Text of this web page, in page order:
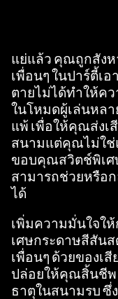
แย่แล้ว คุณถูกสังหาร
เพื่อนๆ ในปาร์ตี้เ
ตายไม่ได้ทำให้ค
ในโหมดผู้เล่นหล
แพ้ เพื่อให้คุณส่งเ
สนามแต่คุณไม่ใช่
ขอบคุณสวิตช์พิเ
สามารถช่วยหรือก
ได้
เพิ่มความมั่นใจใ
เศษกระดาษสีสัน
เพื่อนๆ ด้วยของเ
ปล่อยให้คุณสิ้นชีพ
ธาตุในสนามรบ ซึ่